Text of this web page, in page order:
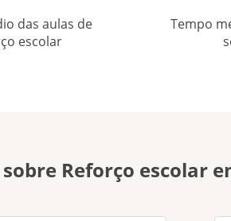
das aulas de
escolar
Tempo
Reforço escolar